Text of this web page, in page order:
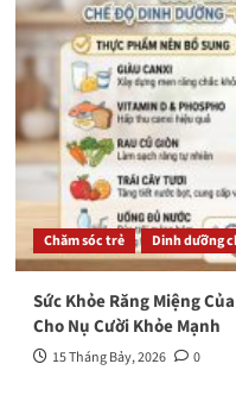
Chăm sóc trẻ Dinh dưỡng
Sức Khỏe Răng Miệng
Cho Nụ Cười Khỏe Mạnh
15 Tháng Bảy, 2026 0